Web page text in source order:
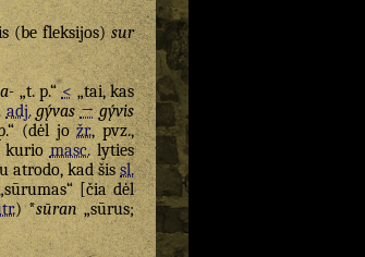
(be fleksijos)sur
„t. p.“<„tai, kas
adj. gývas → gývis
(dėl jožr., pvz.,
kuriomasc.lyties
atrodo, kad šissl.
[čia dėl
) *sūran„sūrus;